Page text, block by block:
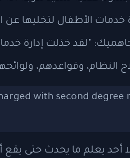
خدمات الأطفال لتخليها عن
"لقد خذلت إدارة
النظام، وقواعدهم،
أحد يعلم ما يحدث حتى يقع